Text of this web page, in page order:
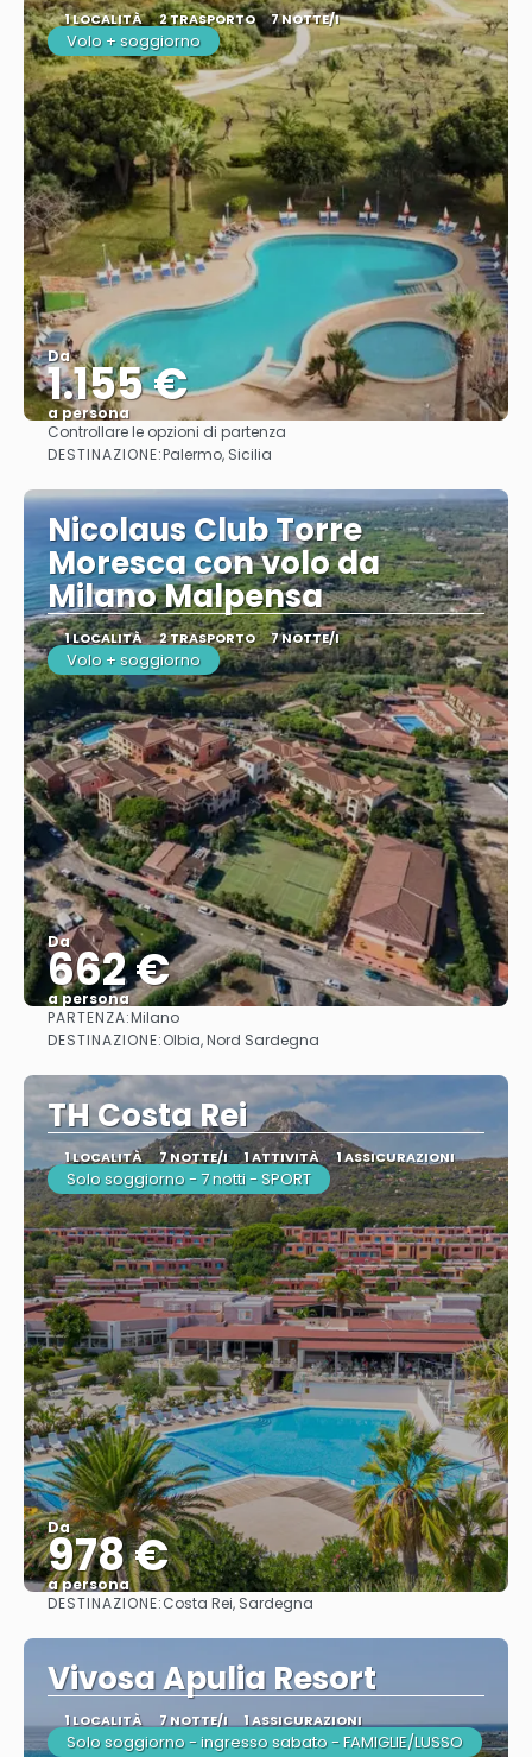
1 LOCALITÀ 2 TRASPORTO 7 NOTTE/I
Volo + soggiorno
Da
1.155 €
a persona
Vedere
Controllare le opzioni di partenza
DESTINAZIONE:Palermo, Sicilia
Nicolaus Club Torre
Moresca con volo da
Milano Malpensa
1 LOCALITÀ 2 TRASPORTO 7 NOTTE/I
Volo + soggiorno
Da
662 €
a persona
Vedere
PARTENZA:Milano
DESTINAZIONE:Olbia, Nord Sardegna
TH Costa Rei
1 LOCALITÀ 7 NOTTE/I 1 ATTIVITÀ 1 ASSICURAZIONI
Solo soggiorno - 7 notti - SPORT
Da
978 €
a persona
Vedere
DESTINAZIONE:Costa Rei, Sardegna
Vivosa Apulia Resort
1 LOCALITÀ 7 NOTTE/I 1 ASSICURAZIONI
Solo soggiorno - ingresso sabato - FAMIGLIE/LUSSO